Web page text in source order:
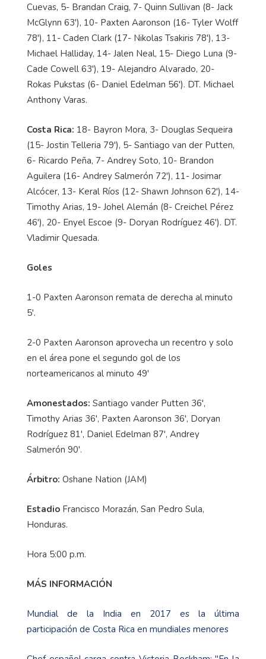
Cuevas, 5- Brandan Craig, 7- Quinn Sullivan (8- Jack
McGlynn 63'), 10- Paxten Aaronson (16- Tyler Wolff
78'), 11- Caden Clark (17- Nikolas Tsakiris 78'), 13-
Michael Halliday, 14- Jalen Neal, 15- Diego Luna (9-
Cade Cowell 63'), 19- Alejandro Alvarado, 20-
Rokas Pukstas (6- Daniel Edelman 56'). DT. Michael
Anthony Varas.
Costa Rica: 18- Bayron Mora, 3- Douglas Sequeira
(15- Jostin Telleria 79'), 5- Santiago van der Putten,
6- Ricardo Peña, 7- Andrey Soto, 10- Brandon
Aguilera (16- Andrey Salmerón 72'), 11- Josimar
Alcócer, 13- Keral Ríos (12- Shawn Johnson 62'), 14-
Timothy Arias, 19- Johel Alemán (8- Creichel Pérez
46'), 20- Enyel Escoe (9- Doryan Rodríguez 46'). DT.
Vladimir Quesada.
Goles
1-0 Paxten Aaronson remata de derecha al minuto
5'.
2-0 Paxten Aaronson aprovecha un recentro y solo
en el área pone el segundo gol de los
norteamericanos al minuto 49'
Amonestados: Santiago vander Putten 36',
Timothy Arias 36', Paxten Aaronson 36', Doryan
Rodríguez 81', Daniel Edelman 87', Andrey
Salmerón 90'.
Árbitro: Oshane Nation (JAM)
Estadio Francisco Morazán, San Pedro Sula,
Honduras.
Hora 5:00 p.m.
MÁS INFORMACIÓN
Mundial de la India en 2017 es la última
participación de Costa Rica en mundiales menores